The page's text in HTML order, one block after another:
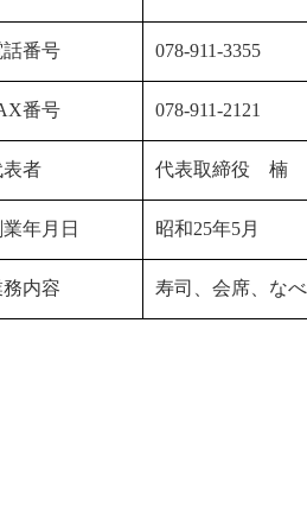
番号 078-911-3355
番号 078-911-2121
者 代表取締役
年月日 昭和25年5月
内容 寿司、会席、なべ